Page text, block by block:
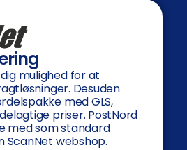
mulighed for at
Desuden
med GLS,
priser. PostNord
med som standard
ScanNet webshop.